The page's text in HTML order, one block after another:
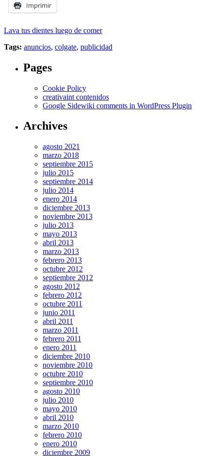
Imprimir
Lava tus dientes luego de comer
Tags: anuncios, colgate, publicidad
Pages
Cookie Policy
creativaint contenidos
Google Sidewiki comments in WordPress Plugin
Archives
agosto 2021
marzo 2018
septiembre 2015
julio 2015
septiembre 2014
julio 2014
enero 2014
diciembre 2013
noviembre 2013
julio 2013
mayo 2013
abril 2013
marzo 2013
febrero 2013
octubre 2012
septiembre 2012
agosto 2012
febrero 2012
octubre 2011
junio 2011
abril 2011
marzo 2011
febrero 2011
enero 2011
diciembre 2010
noviembre 2010
octubre 2010
septiembre 2010
agosto 2010
julio 2010
mayo 2010
abril 2010
marzo 2010
febrero 2010
enero 2010
diciembre 2009